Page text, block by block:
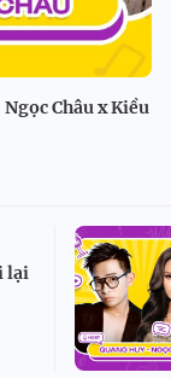
Châu x Kiều
lại